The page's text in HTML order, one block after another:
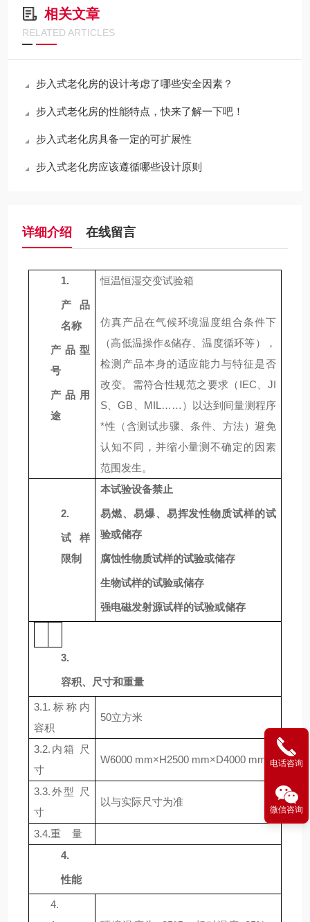
相关文章
RELATED ARTICLES
步入式老化房的设计考虑了哪些安全因素？
步入式老化房的性能特点，快来了解一下吧！
步入式老化房具备一定的可扩展性
步入式老化房应该遵循哪些设计原则
详细介绍 在线留言
1.
产品
名称
产品型
号
产品用
途
恒温恒湿交变试验箱
仿真产品在气候环境温度组合条件下
（高低温操作&储存、温度循环等），
检测产品本身的适应能力与特征是否
改变。需符合性规范之要求（ IEC
JI
S 、GB MIL ……）以达到间量测程序
*性（含测试步骤、条件、方法）避免
认知不同，并缩小量测不确定的因素
范围发生。
2.
试样
限制
本试验设备禁止
易燃、易爆、易挥发性物质试样的试
验或储存
腐蚀性物质试样的试验或储存
生物试样的试验或储存
强电磁发射源试样的试验或储存
3.
容积、尺寸和重量
3.1. 标称内
容积
50立方米
3.2. 内箱 尺
寸
W6000 mm×H2500 mm×D4000 mm
3.3.外型 尺
寸
以与实际尺寸为准
3.4.重
量
4.
性能
4.
电话咨询
微信咨询